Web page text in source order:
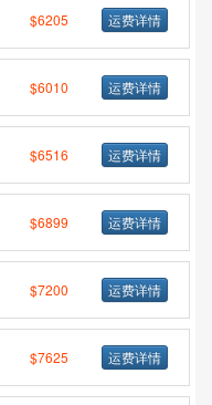
$6205 运费详情
$6010 运费详情
$6516 运费详情
$6899 运费详情
$7200 运费详情
$7625 运费详情